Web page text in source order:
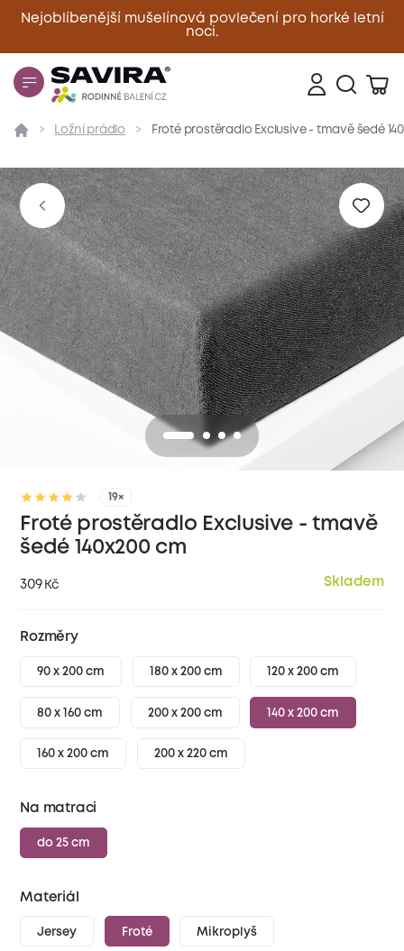
Nejoblíbenější mušelínová povlečení pro horké letní
noci.
Zavřít
Přehled Parametry Popis produktu Materiál
Ložní prádlo Froté prostěradlo Exclusive - tmavě šedé
19×
Froté prostěradlo Exclusive - tmavě
šedé 140x200 cm
309 Kč Skladem
Rozměry
90 x 200 cm 180 x 200 cm 120 x 200 cm
80 x 160 cm 200 x 200 cm 140 x 200 cm
160 x 200 cm 200 x 220 cm
Na matraci
do 25 cm
Materiál
Jersey Froté Mikroplyš